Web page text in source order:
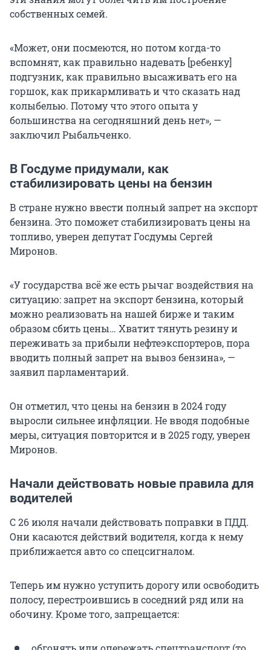
собственных семей.
«Может, они посмеются, но потом когда-то
вспомнят, как правильно надевать [ребенку]
подгузник, как правильно высаживать его на
горшок, как прикармливать и что сказать над
колыбелью. Потому что этого опыта у
большинства на сегодняшний день нет», —
заключил Рыбальченко.
В Госдуме придумали, как
стабилизировать цены на бензин
В стране нужно ввести полный запрет на экспорт
бензина. Это поможет стабилизировать цены на
топливо, уверен депутат Госдумы Сергей
Миронов.
«У государства всё же есть рычаг воздействия на
ситуацию: запрет на экспорт бензина, который
можно реализовать на нашей бирже и таким
образом сбить цены… Хватит тянуть резину и
переживать за прибыли нефтеэкспортеров, пора
вводить полный запрет на вывоз бензина», —
заявил парламентарий.
Он отметил, что цены на бензин в 2024 году
выросли сильнее инфляции. Не вводя подобные
меры, ситуация повторится и в 2025 году, уверен
Миронов.
Начали действовать новые правила для
водителей
С 26 июля начали действовать поправки в ПДД.
Они касаются действий водителя, когда к нему
приближается авто со спецсигналом.
Теперь им нужно уступить дорогу или освободить
полосу, перестроившись в соседний ряд или на
обочину. Кроме того, запрещается: